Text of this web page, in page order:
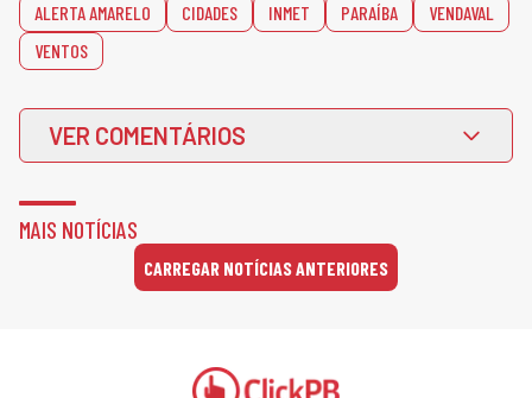
ALERTA AMARELO CIDADES INMET PARAÍBA
VENDAVAL
VENTOS
VER COMENTÁRIOS
MAIS NOTÍCIAS
CARREGAR NOTÍCIAS ANTERIORES